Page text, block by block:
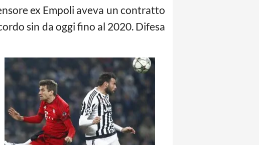
ex Empoli aveva un contratto
sin da oggi fino al 2020. Difesa